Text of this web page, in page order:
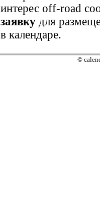
интерес оff-road
заявку для
в календаре.
©